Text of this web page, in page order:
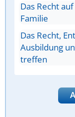
Das Recht
Familie
Das Recht,
Ausbildung
treffen